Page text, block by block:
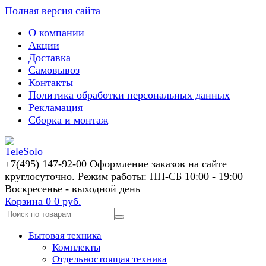
Полная версия сайта
О компании
Акции
Доставка
Самовывоз
Контакты
Политика обработки персональных данных
Рекламация
Сборка и монтаж
+7(495) 147-92-00 Оформление заказов на сайте
круглосуточно. Режим работы: ПН-СБ 10:00 - 19:00
Воскресенье - выходной день
Корзина 0 0 руб.
Бытовая техника
Комплекты
Отдельностоящая техника